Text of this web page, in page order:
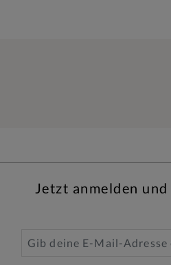
Jetzt anmelden